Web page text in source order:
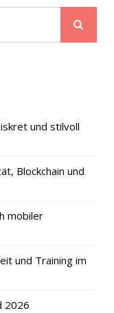
und stilvoll
Blockchain und
mobiler
und Training im
2026